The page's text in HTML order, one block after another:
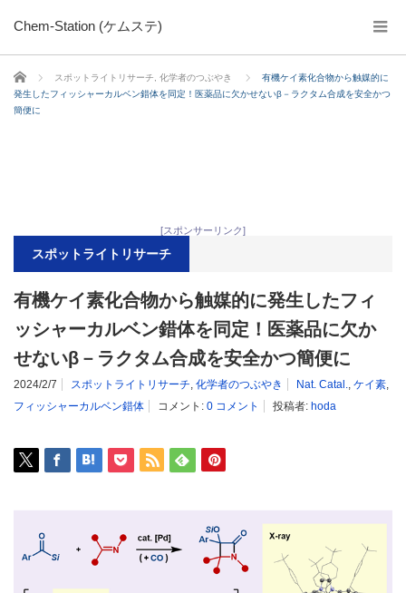
Chem-Station (ケムステ)
ホーム スポットライトリサーチ 化学者のつぶやき
有機ケイ素化合物から触媒的に
発生したフィッシャーカルベン錯体を同定！医薬品に欠かせないβ－ラクタム合成を安全かつ
簡便に
[スポンサーリンク]
スポットライトリサーチ
有機ケイ素化合物から触媒的に発生したフィ
ッシャーカルベン錯体を同定！医薬品に欠か
せないβ－ラクタム合成を安全かつ簡便に
2024/2/7 スポットライトリサーチ, 化学者のつぶやき Nat. Catal., ケイ素,
フィッシャーカルベン錯体
コメント: 0 コメント 投稿者: hoda